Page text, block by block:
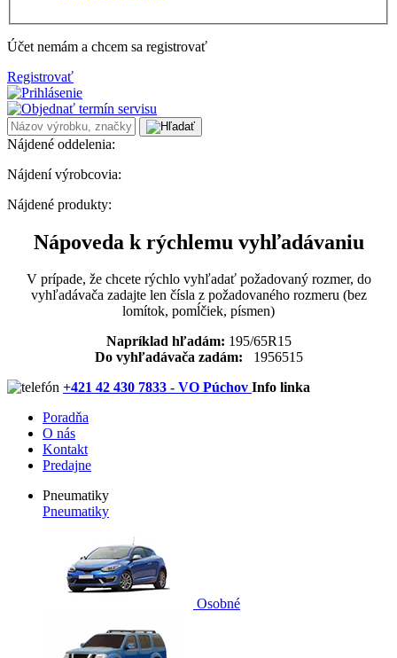
Účet nemám a chcem sa registrovať
Registrovať
Nájdené oddelenia:
Nájdení výrobcovia:
Nájdené produkty:
Nápoveda k rýchlemu vyhľadávaniu
V prípade, že chcete rýchlo vyhľadať požadovaný rozmer, do
vyhľadávača zadajte len čísla z požadovaného rozmeru (bez
lomítok, pomĺčiek, písmen)
Napríklad hľadám: 195/65R15
Do vyhľadávača zadám: 1956515
+421 42 430 7833 - VO Púchov Info linka
Poradňa
O nás
Kontakt
Predajne
Pneumatiky
Pneumatiky
Osobné